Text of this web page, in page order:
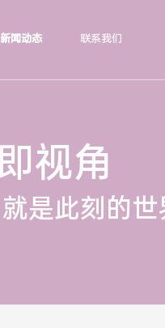
新闻动态 联系我们
即视角
是此刻的世